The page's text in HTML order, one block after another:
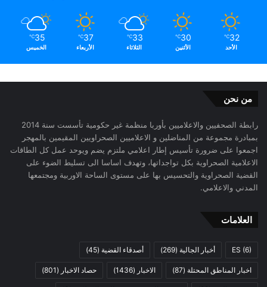
32
℃
الأحد
30
℃
الأثنين
33
℃
الثلاثاء
37
℃
الأربعاء
35
℃
الخميس
من نحن
رابطة الصحفيين والاعلاميين بأوربا منظمة غير حكومية تأسست سنة 2014
بمبادرة مجموعة من المناضلين و الاعلاميين الصحراويين المقيمين بالمهجر
اجمعوا على ضرورة تأسيس إطار اعلامي ملتزم يضم ويوحد عمل كل الطاقات
الاعلامية الصحراوية بكل تواجداتها، وتهدف اساسا الى تسليط الضوء على
القضية الصحراوية والتحسيس بها على مستوى الساحة الاوربية ومجتمعها
المدني والاعلامي.
العلامات
ES (6) أخبار الجالية (269) أصدقاء القضية (45)
اخبار المناطق المحتلة (87) الاخبار (1436) حصاد الاخبار (801)